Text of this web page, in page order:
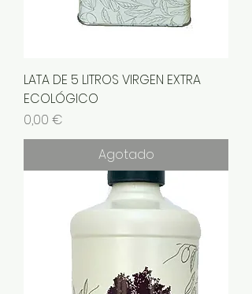
LATA DE 5 LITROS VIRGEN EXTRA
ECOLÓGICO
Precio
0,00 €
Agotado